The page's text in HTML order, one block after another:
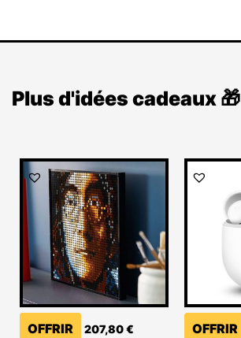
Plus d'idées cadeaux 🎁
OFFRIR 207,80€ OFFRIR